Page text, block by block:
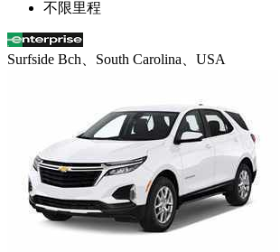
不限里程
Surfside Bch、South Carolina、USA